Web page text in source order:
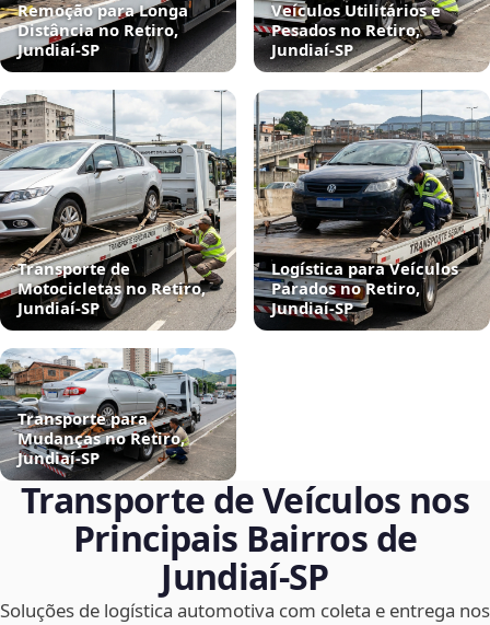
Remoção para Longa
Distância no Retiro,
Jundiaí‑SP
Veículos Utilitários e
Pesados no Retiro,
Jundiaí‑SP
Transporte de
Motocicletas no Retiro,
Jundiaí‑SP
Logística para Veículos
Parados no Retiro,
Jundiaí‑SP
Transporte para
Mudanças no Retiro,
Jundiaí‑SP
Transporte de Veículos nos
Principais Bairros de
Jundiaí‑SP
Soluções de logística automotiva com coleta e entrega nos